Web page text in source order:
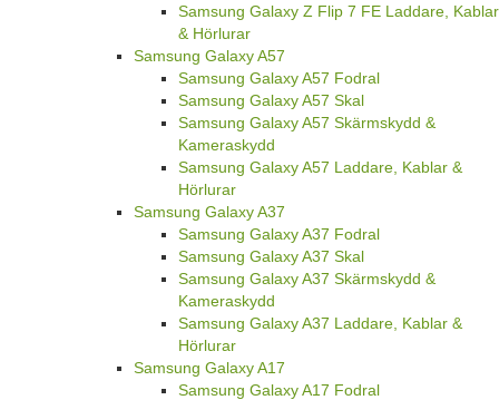
Samsung Galaxy Z Flip 7 FE Laddare, Kablar
& Hörlurar
Samsung Galaxy A57
Samsung Galaxy A57 Fodral
Samsung Galaxy A57 Skal
Samsung Galaxy A57 Skärmskydd &
Kameraskydd
Samsung Galaxy A57 Laddare, Kablar &
Hörlurar
Samsung Galaxy A37
Samsung Galaxy A37 Fodral
Samsung Galaxy A37 Skal
Samsung Galaxy A37 Skärmskydd &
Kameraskydd
Samsung Galaxy A37 Laddare, Kablar &
Hörlurar
Samsung Galaxy A17
Samsung Galaxy A17 Fodral